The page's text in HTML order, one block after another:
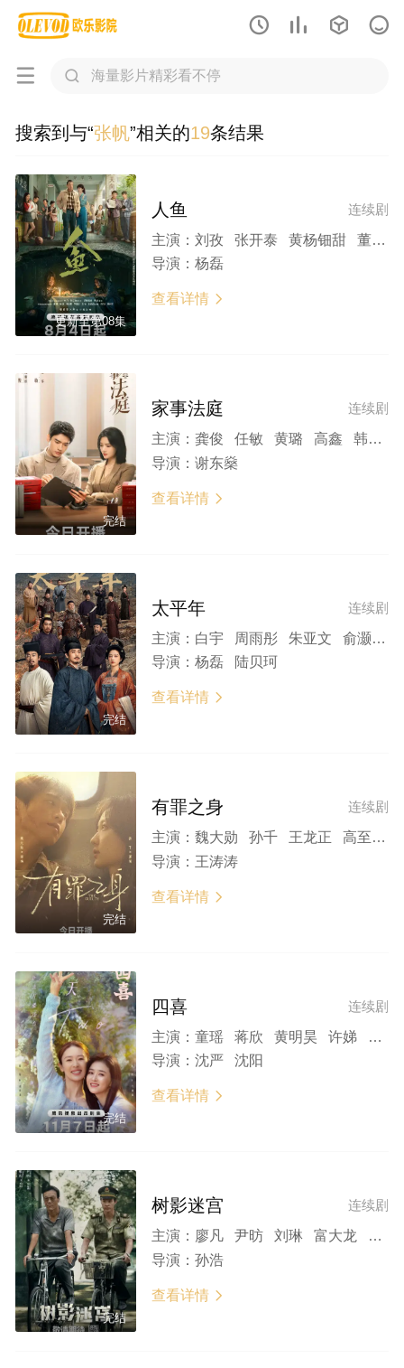
   
 
搜索到与“张帆”相关的19条结果
更新至第08集
连续剧
人鱼
主演： 刘孜 张开泰 黄杨钿甜 董勇 张帆 陈创 何思甜 张棪琰 罗海琼 是安 赵健
导演： 杨磊
查看详情 
完结
连续剧
家事法庭
主演： 龚俊 任敏 黄璐 高鑫 韩云云 张帆 张承 邹元清 王宫良 周杨洋 吴玉芳 邓莎 丁嘉丽 李诚儒 迟蓬 丁子玲
导演： 谢东燊
查看详情 
完结
连续剧
太平年
主演： 白宇 周雨彤 朱亚文 俞灏明 董勇 倪大红 保剑锋 郝平 蒋恺 尤勇智 张晓晨 刘畅 梅婷 于洋 张帆 吴昊宸 薛佳凝 海一天 赵子琪 尤靖茹 魏千翔 朱嘉琦 任宥纶 牛超 田雷 赫子铭 贾宏伟
导演： 杨磊 陆贝珂
查看详情 
完结
连续剧
有罪之身
主演： 魏大勋 孙千 王龙正 高至霆 王真儿 吴刚 李传缨 张帆 林鹏 石文中 杨子骅 曲高位 王维申 扈天翼 肖鼎臣 徐思雨 李艺科 侯拂明 星棋
导演： 王涛涛
查看详情 
完结
连续剧
四喜
主演： 童瑶 蒋欣 黄明昊 许娣 林晓杰 侯岩松 岳红 付辛博 王菊 黄澄澄 宣言 马旭东 李之夏 牛飘 谭希和 王瑞欣 王澜 冯鹏 周游 张帆 刘思辰
导演： 沈严 沈阳
查看详情 
完结
连续剧
树影迷宫
主演： 廖凡 尹昉 刘琳 富大龙 黄米依 赵阳 马苏 张桐 房子斌 张帆 王艺禅 白志迪 李丛喜 段博文 林沐然 赵佳丽 陶慧 陈玺旭
导演： 孙浩
查看详情 